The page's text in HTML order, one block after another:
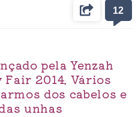
12
pela Yenzah
Fair 2014. Vários
dos cabelos e
unhas